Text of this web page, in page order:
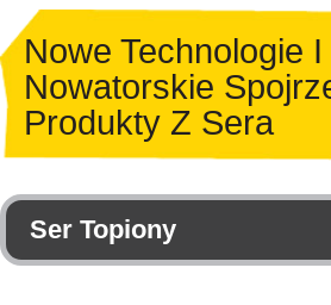
Nowe Technologie I
Nowatorskie
Produkty Z Sera
Ser Topiony